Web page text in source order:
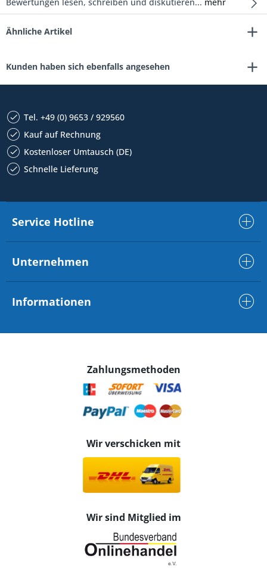
Ähnliche Artikel
Kunden haben sich ebenfalls angesehen
Tel. +49 (0) 9653 / 929560
Kauf auf Rechnung
Kostenloser Umtausch (DE)
Schnelle Lieferung
Service Hotline
Unternehmen
Informationen
Zahlungsmethoden
Wir verschicken mit
Wir sind Mitglied im